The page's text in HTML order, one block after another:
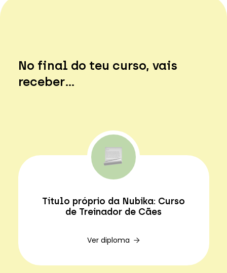
No final do teu curso, vais
receber…
Título próprio da Nubika: Curso
de Treinador de Cães
Ver diploma